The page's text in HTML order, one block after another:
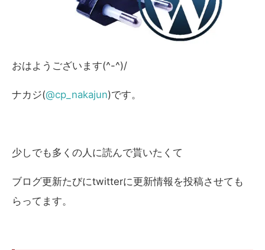
おはようございます(^-^)/
ナカジ(@cp_nakajun)です。
少しでも多くの人に読んで貰いたくて
ブログ更新たびにtwitterに更新情報を投稿させても
らってます。